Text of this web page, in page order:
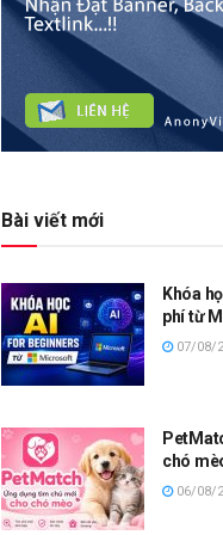
Bài viết mới
Khóa
phí từ
07/08/
chó
06/08/